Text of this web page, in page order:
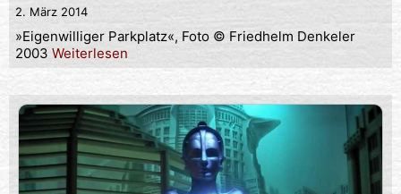
2. März 2014
»Eigenwilliger Parkplatz«, Foto © Friedhelm Denkeler
2003 Weiterlesen